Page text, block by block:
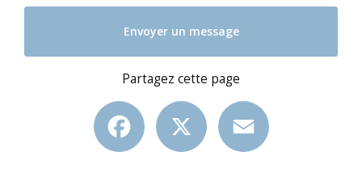
Envoyer un message
Partagez cette page
Facebook